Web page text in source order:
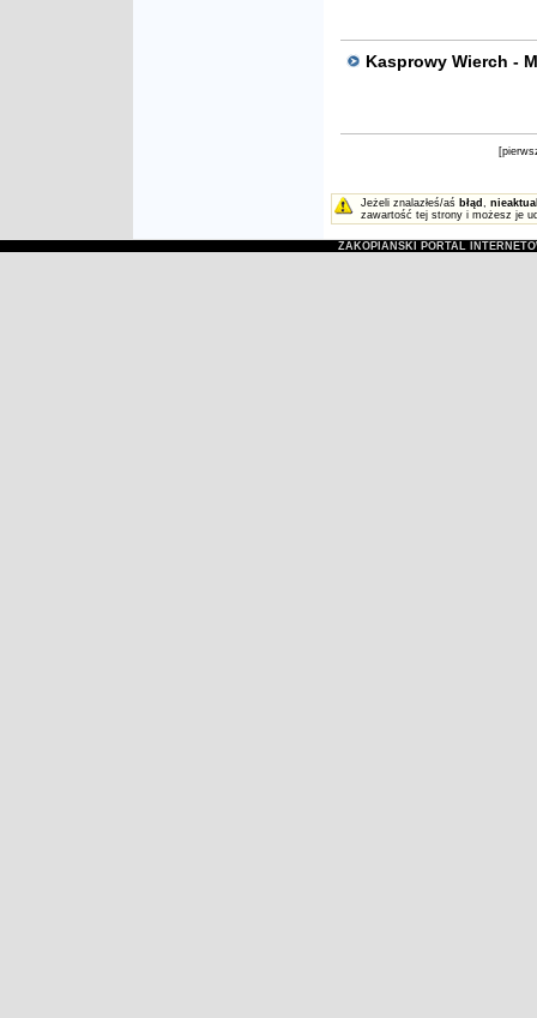
Kasprowy Wierch -
Jeżeli znalazłeś/aś błąd ,
zawartość tej strony i możesz je
ZAKOPIAŃSKI PORTAL